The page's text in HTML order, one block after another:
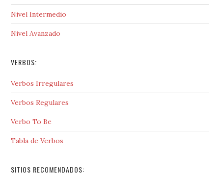
Nivel Intermedio
Nivel Avanzado
VERBOS:
Verbos Irregulares
Verbos Regulares
Verbo To Be
Tabla de Verbos
SITIOS RECOMENDADOS: